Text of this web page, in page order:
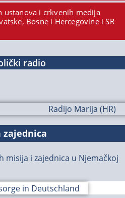
ustanova i crkvenih medija
Bosne i Hercegovine i SR
radio
zajednica
misija i zajednica u Njemačkoj